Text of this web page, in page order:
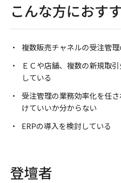
こんな方におす
複数販売チャネルの受注管
ＥＣや店舗、複数の新規取
している
受注管理の業務効率化を任
けていいか分からない
ERPの導入を検討している
登壇者